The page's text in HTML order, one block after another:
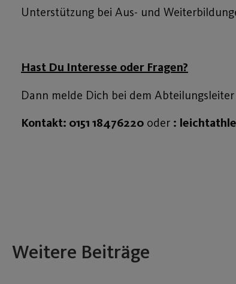
Unterstützung bei Aus- und
Hast Du Interesse oder Fragen?
Dann melde Dich bei dem
Kontakt: 0151 18476220 oder :
Weitere Beiträge